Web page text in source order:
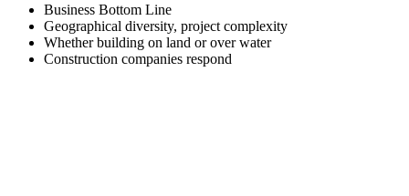
Business Bottom Line
Geographical diversity, project complexity
Whether building on land or over water
Construction companies respond